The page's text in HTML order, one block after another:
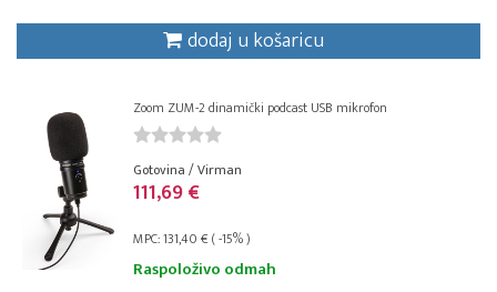
dodaj u košaricu
Zoom ZUM-2 dinamički podcast USB mikrofon
Gotovina / Virman
111,69 €
MPC: 131,40 € ( -15% )
Raspoloživo odmah